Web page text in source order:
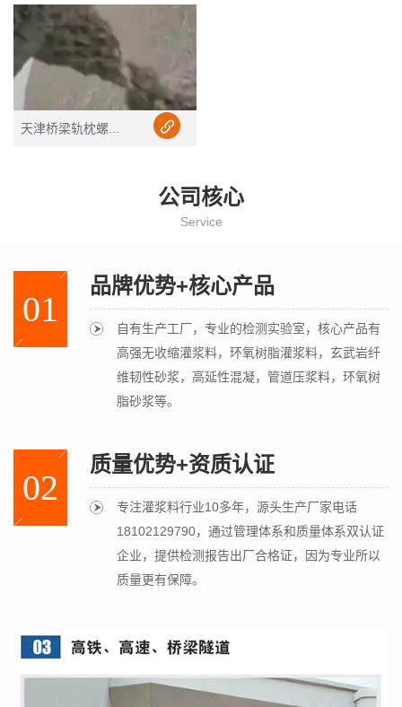
天津桥梁轨枕螺...
公司核心
Service
01
品牌优势+核心产品
自有生产工厂，专业的检测实验室，核心产品有
高强无收缩灌浆料，环氧树脂灌浆料，玄武岩纤
维韧性砂浆，高延性混凝，管道压浆料，环氧树
脂砂浆等。
02
质量优势+资质认证
专注灌浆料行业10多年，源头生产厂家电话
18102129790，通过管理体系和质量体系双认证
企业，提供检测报告出厂合格证，因为专业所以
质量更有保障。